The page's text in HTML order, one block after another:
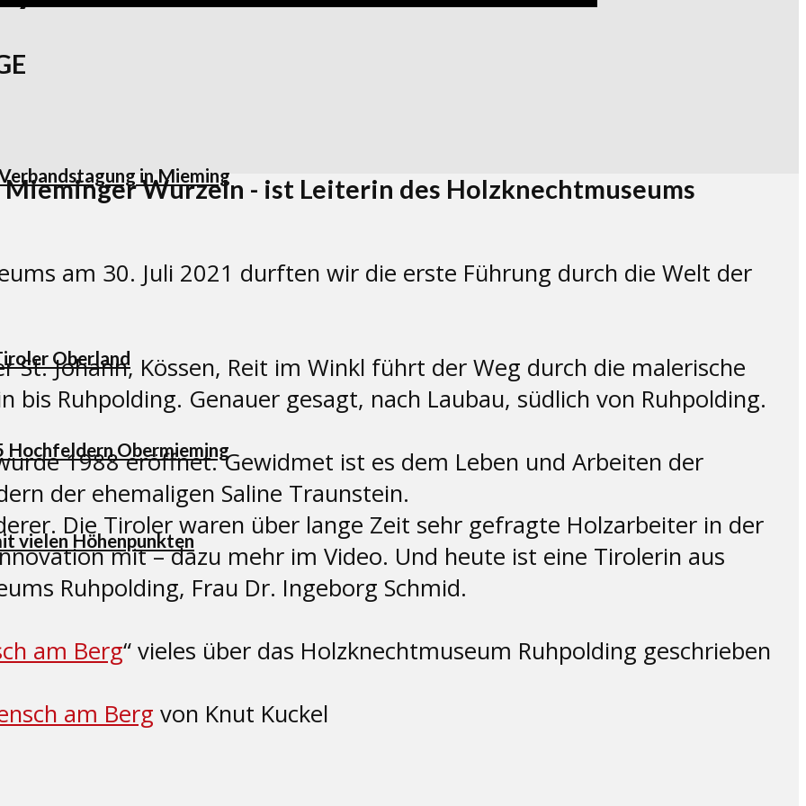
in Mieming
Oberland
Hochfeldern Obermieming
vielen Höhenpunkten
Mieminger Wurzeln - ist Leiterin des Holzknechtmuseums
am 30. Juli 2021 durften wir die erste Führung durch die Welt der
St. Johann, Kössen, Reit im Winkl führt der Weg durch die malerische
bis Ruhpolding. Genauer gesagt, nach Laubau, südlich von Ruhpolding.
1988 eröffnet. Gewidmet ist es dem Leben und Arbeiten der
der ehemaligen Saline Traunstein.
Die Tiroler waren über lange Zeit sehr gefragte Holzarbeiter in der
mit – dazu mehr im Video. Und heute ist eine Tirolerin aus
Ruhpolding, Frau Dr. Ingeborg Schmid.
am Berg“ vieles über das Holzknechtmuseum Ruhpolding geschrieben
am Berg von Knut Kuckel